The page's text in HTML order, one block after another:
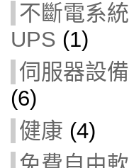
不斷電系統
UPS (1)
伺服器設備
(6)
健康 (4)